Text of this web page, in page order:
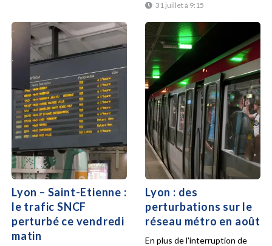
31 juillet à 9:15
Lyon – Saint-Etienne :
le trafic SNCF
perturbé ce vendredi
matin
Lyon : des
perturbations sur le
réseau métro en août
En plus de l'interruption de